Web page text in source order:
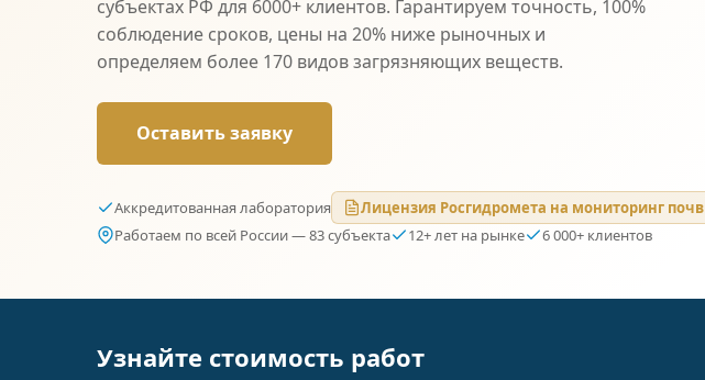
субъектах РФ для 6000+ клиентов. Гарантируем точность, 100%
соблюдение сроков, цены на 20% ниже рыночных и
определяем более 170 видов загрязняющих веществ.
Оставить заявку
Аккредитованная лаборатория
Лицензия Росгидромета на мониторинг почв
Работаем по всей России — 83 субъекта
12+ лет на рынке 6 000+ клиентов
Узнайте стоимость работ